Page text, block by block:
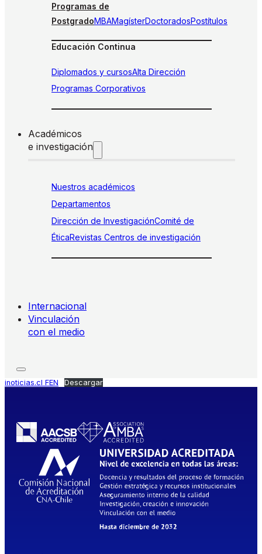
Programas de
PostgradoMBAMagísterDoctoradosPostítulos
Educación Continua
Diplomados y cursosAlta Dirección
Programas Corporativos
Académicos
e investigación
Nuestros académicos
Departamentos
Dirección de InvestigaciónComité de
ÉticaRevistas Centros de investigación
Internacional
Vinculación
con el medio
inoticias.cl FEN Descargar